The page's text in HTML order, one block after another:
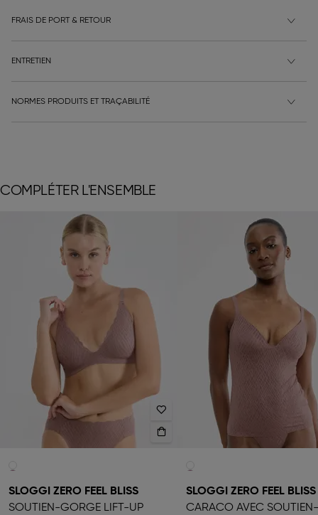
FRAIS DE PORT & RETOUR
ENTRETIEN
NORMES PRODUITS ET TRAÇABILITÉ
COMPLÉTER L'ENSEMBLE
SLOGGI ZERO FEEL BLISS
SOUTIEN-GORGE LIFT-UP
SLOGGI ZERO FEEL BLISS